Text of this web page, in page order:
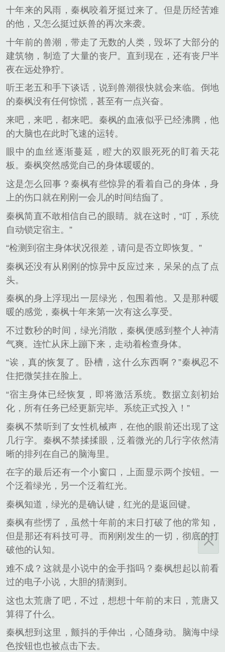
十年来的风雨，秦枫咬着牙挺过来了。但是历经苦难
的他，又怎么挺过妖兽的再次来袭。
十年前的兽潮，带走了无数的人类，毁坏了大部分的
建筑物，制造了大量的丧尸。直到现在，还有丧尸半
夜在远处狰狞。
听王老五和手下谈话，说到兽潮很快就会来临。倒地
的秦枫没有任何惊慌，甚至有一点兴奋。
来吧，来吧，都来吧。秦枫的血液似乎已经沸腾，他
的大脑也在此时飞速的运转。
眼中的血丝逐渐蔓延，瞪大的双眼死死的盯着天花
板。秦枫突然感觉自己的身体暖暖的。
这是怎么回事？秦枫有些惊异的看着自己的身体，身
上的伤口就在刚刚一会儿的时间结痂了。
秦枫简直不敢相信自己的眼睛。就在这时，“叮，系统
自动锁定宿主。”
“检测到宿主身体状况很差，请问是否立即恢复。”
秦枫还没有从刚刚的惊异中反应过来，呆呆的点了点
头。
秦枫的身上浮现出一层绿光，包围着他。又是那种暖
暖的感觉，秦枫十年来第一次有这么享受。
不过数秒的时间，绿光消散，秦枫便感到整个人神清
气爽。连忙从床上蹦下来，走动着检查身体。
“诶，真的恢复了。卧槽，这什么东西啊？”秦枫忍不
住把微笑挂在脸上。
“宿主身体已经恢复，即将激活系统。数据立刻初始
化，所有任务已经更新完毕。系统正式投入！”
秦枫不禁听到了女性机械声，在他的眼前还出现了这
几行字。秦枫不禁揉揉眼，泛着微光的几行字依然清
晰的排列在自己的脑海里。
在字的最后还有一个小窗口，上面显示两个按钮。一
个泛着绿光，另一个泛着红光。
秦枫知道，绿光的是确认键，红光的是返回键。
秦枫有些愣了，虽然十年前的末日打破了他的常知，
但是那还有科技可寻。而刚刚发生的一切，彻底的打
破他的认知。
难不成？这就是小说中的金手指吗？秦枫想起以前看
过的电子小说，大胆的猜测到。
这也太荒唐了吧，不过，想想十年前的末日，荒唐又
算得了什么。
秦枫想到这里，颤抖的手伸出，心随身动。脑海中绿
色按钮也也被点击下去。